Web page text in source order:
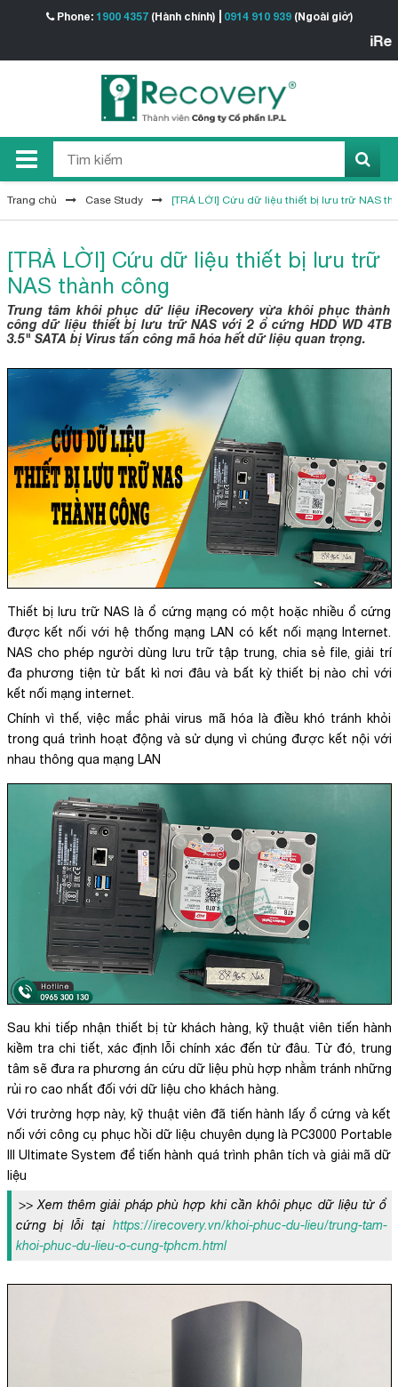
Phone: 1900 4357(Hành chính) 0914 910 939(Ngoài giờ)
Trang chủ Case Study [TRẢ LỜI] Cứu dữ liệu thiết bị lưu trữ NAS
[TRẢ LỜI] Cứu dữ liệu thiết bị lưu trữ
NAS thành công
Trung tâm khôi phục dữ liệu iRecovery vừa khôi phục thành
công dữ liệu thiết bị lưu trữ NAS với 2 ổ cứng HDD WD 4TB
3.5" SATA bị Virus tấn công mã hóa hết dữ liệu quan trọng.
Thiết bị lưu trữ NAS là ổ cứng mạng có một hoặc nhiều ổ cứng
được kết nối với hệ thống mạng LAN có kết nối mạng Internet.
NAS cho phép người dùng lưu trữ tập trung, chia sẻ file, giải trí
đa phương tiện từ bất kì nơi đâu và bất kỳ thiết bị nào chỉ với
kết nối mạng internet.
Chính vì thế, việc mắc phải virus mã hóa là điều khó tránh khỏi
trong quá trình hoạt động và sử dụng vì chúng được kết nội với
nhau thông qua mạng LAN
Sau khi tiếp nhận thiết bị từ khách hàng, kỹ thuật viên tiến hành
kiềm tra chi tiết, xác định lỗi chính xác đến từ đâu. Từ đó, trung
tâm sẽ đưa ra phương án cứu dữ liệu phù hợp nhằm tránh những
rủi ro cao nhất đối với dữ liệu cho khách hàng.
Với trường hợp này, kỹ thuật viên đã tiến hành lấy ổ cứng và kết
nối với công cụ phục hồi dữ liệu chuyên dụng là PC3000 Portable
III Ultimate System để tiến hành quá trình phân tích và giải mã dữ
liệu
>> Xem thêm giải pháp phù hợp khi cần khôi phục dữ liệu từ ổ
cứng bị lỗi tại https://irecovery.vn/khoi-phuc-du-lieu/trung-tam-
khoi-phuc-du-lieu-o-cung-tphcm.html